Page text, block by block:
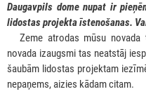
Daugavpils dome nupat ir
lidostas projekta īstenošanas.
Zeme atrodas mūsu
novada izaugsmi tas neatstāj
šaubām lidostas projektam
nepaņems, aizies kādam citam.